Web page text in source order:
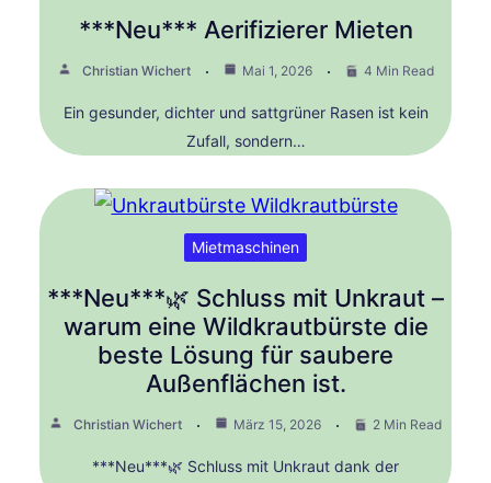
***Neu*** Aerifizierer Mieten
Christian Wichert Mai 1, 2026 4 Min Read
Ein gesunder, dichter und sattgrüner Rasen ist kein
Zufall, sondern…
Mietmaschinen
***Neu***🌿 Schluss mit Unkraut –
warum eine Wildkrautbürste die
beste Lösung für saubere
Außenflächen ist.
Christian Wichert März 15, 2026 2 Min Read
***Neu***🌿 Schluss mit Unkraut dank der